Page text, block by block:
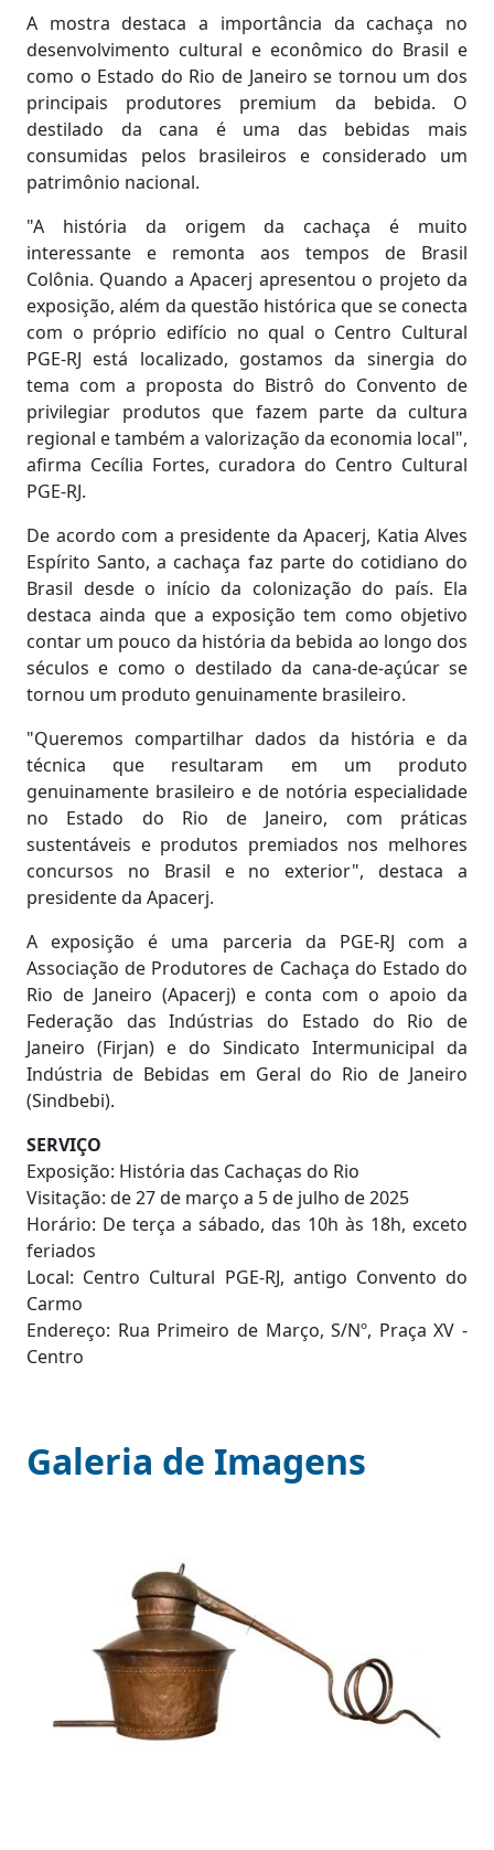
A mostra destaca a importância da cachaça no
desenvolvimento cultural e econômico do Brasil e
como o Estado do Rio de Janeiro se tornou um dos
principais produtores premium da bebida. O
destilado da cana é uma das bebidas mais
consumidas pelos brasileiros e considerado um
patrimônio nacional.
"A história da origem da cachaça é muito
interessante e remonta aos tempos de Brasil
Colônia. Quando a Apacerj apresentou o projeto da
exposição, além da questão histórica que se conecta
com o próprio edifício no qual o Centro Cultural
PGE-RJ está localizado, gostamos da sinergia do
tema com a proposta do Bistrô do Convento de
privilegiar produtos que fazem parte da cultura
regional e também a valorização da economia local",
afirma Cecília Fortes, curadora do Centro Cultural
PGE-RJ.
De acordo com a presidente da Apacerj, Katia Alves
Espírito Santo, a cachaça faz parte do cotidiano do
Brasil desde o início da colonização do país. Ela
destaca ainda que a exposição tem como objetivo
contar um pouco da história da bebida ao longo dos
séculos e como o destilado da cana-de-açúcar se
tornou um produto genuinamente brasileiro.
"Queremos compartilhar dados da história e da
técnica que resultaram em um produto
genuinamente brasileiro e de notória especialidade
no Estado do Rio de Janeiro, com práticas
sustentáveis e produtos premiados nos melhores
concursos no Brasil e no exterior", destaca a
presidente da Apacerj.
A exposição é uma parceria da PGE-RJ com a
Associação de Produtores de Cachaça do Estado do
Rio de Janeiro (Apacerj) e conta com o apoio da
Federação das Indústrias do Estado do Rio de
Janeiro (Firjan) e do Sindicato Intermunicipal da
Indústria de Bebidas em Geral do Rio de Janeiro
(Sindbebi).
SERVIÇO
Exposição: História das Cachaças do Rio
Visitação: de 27 de março a 5 de julho de 2025
Horário: De terça a sábado, das 10h às 18h, exceto
feriados
Local: Centro Cultural PGE-RJ, antigo Convento do
Carmo
Endereço: Rua Primeiro de Março, S/Nº, Praça XV -
Centro
Galeria de Imagens